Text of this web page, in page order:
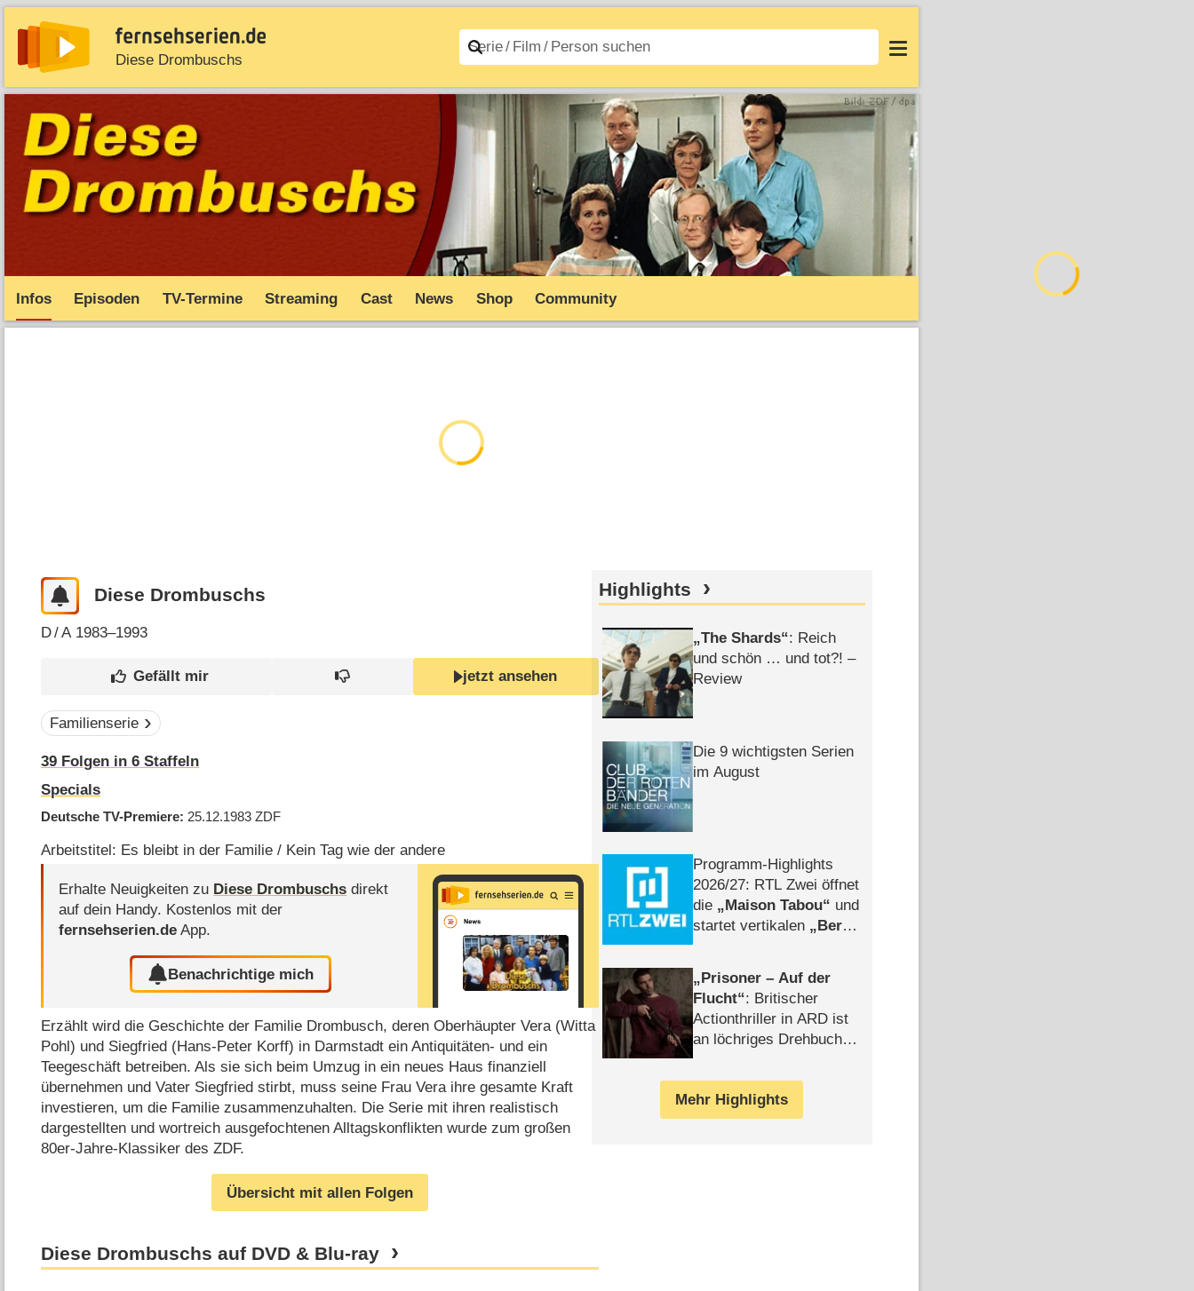
Diese Drombuschs
News Entdecken Streaming Filme A–Z Login
Infos Episoden TV-Termine Streaming Cast News Shop Community
Diese Drombuschs
D/A 1983–1993
jetzt ansehen
Familienserie
39 Folgen in6 Staffeln
Specials
Deutsche TV-Premiere 25.12.1983ZDF
Arbeitstitel: Es bleibt in der Familie / Kein Tag wie der andere
Erhalte Neuigkeiten zu Diese Drombuschs direkt
auf dein Handy. Kostenlos mit der
fernsehserien.de App.
Benachrichtige mich
Erzählt wird die Geschichte der Familie Drombusch, deren Oberhäupter Vera (Witta
Pohl) und Siegfried (Hans-Peter Korff) in Darmstadt ein Antiquitäten- und ein
Teegeschäft betreiben. Als sie sich beim Umzug in ein neues Haus finanziell
übernehmen und Vater Siegfried stirbt, muss seine Frau Vera ihre gesamte Kraft
investieren, um die Familie zusammenzuhalten. Die Serie mit ihren realistisch
dargestellten und wortreich ausgefochtenen Alltagskonflikten wurde zum großen
80er-Jahre-Klassiker des ZDF.
Übersicht mit allen Folgen
Diese Drombuschs auf DVD & Blu-ray
Highlights
The Shards : Reich
und schön … und tot?! –
Review
Die 9 wichtigsten Serien
im August
Programm-Highlights
2026/​27: RTL Zwei öffnet
die
Maison Tabou
und
startet vertikalen
Berlin
Prisoner – Auf der
Flucht : Britischer
Actionthriller in ARD ist
an löchriges Drehbuch
Mehr Highlights